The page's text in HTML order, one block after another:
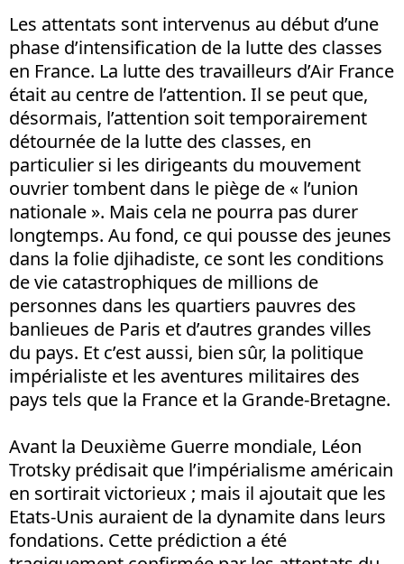
Les attentats sont intervenus au début d’une
phase d’intensification de la lutte des classes
en France. La lutte des travailleurs d’Air France
était au centre de l’attention. Il se peut que,
désormais, l’attention soit temporairement
détournée de la lutte des classes, en
particulier si les dirigeants du mouvement
ouvrier tombent dans le piège de « l’union
nationale ». Mais cela ne pourra pas durer
longtemps. Au fond, ce qui pousse des jeunes
dans la folie djihadiste, ce sont les conditions
de vie catastrophiques de millions de
personnes dans les quartiers pauvres des
banlieues de Paris et d’autres grandes villes
du pays. Et c’est aussi, bien sûr, la politique
impérialiste et les aventures militaires des
pays tels que la France et la Grande-Bretagne.
Avant la Deuxième Guerre mondiale, Léon
Trotsky prédisait que l’impérialisme américain
en sortirait victorieux ; mais il ajoutait que les
Etats-Unis auraient de la dynamite dans leurs
fondations. Cette prédiction a été